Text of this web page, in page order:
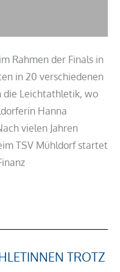
Rahmen der Finals in
in 20 verschiedenen
Leichtathletik, wo
Hanna
vielen Jahren
TSV Mühldorf startet
TROTZ